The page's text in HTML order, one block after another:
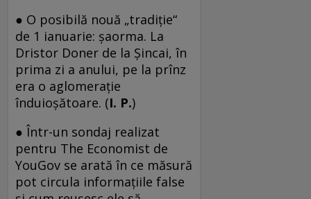
● O posibilă nouă „tradiție“
de 1 ianuarie: șaorma. La
Dristor Doner de la Șincai, în
prima zi a anului, pe la prînz
era o aglomerație
înduioșătoare. (I. P.)
● Într-un sondaj realizat
pentru The Economist de
YouGov se arată în ce măsură
pot circula informațiile false